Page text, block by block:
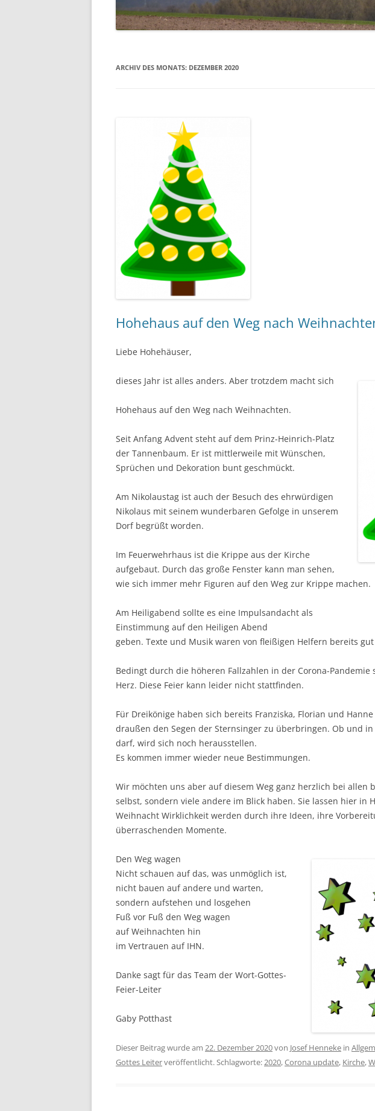
1961
EHRENMAL
SCHULE
ARCHIV DES MONATS: DEZEMBER 2020
Hohehaus auf den Weg nach
Liebe Hohehäuser,
dieses Jahr ist alles anders. Aber trotzdem macht sich
Hohehaus auf den Weg nach Weihnachten.
Seit Anfang Advent steht auf dem Prinz-Heinrich-Platz
der Tannenbaum. Er ist mittlerweile mit Wünschen,
Sprüchen und Dekoration bunt geschmückt.
Am Nikolaustag ist auch der Besuch des ehrwürdigen
Nikolaus mit seinem wunderbaren Gefolge in unserem
Dorf begrüßt worden.
Im Feuerwehrhaus ist die Krippe aus der Kirche
aufgebaut. Durch das große Fenster kann man sehen,
wie sich immer mehr Figuren auf den Weg zur Krippe machen.
Am Heiligabend sollte es eine Impulsandacht als
Einstimmung auf den Heiligen Abend
geben. Texte und Musik waren von fleißigen Helfern bereits
Bedingt durch die höheren Fallzahlen in der Corona-Pandemie
Herz. Diese Feier kann leider nicht stattfinden.
Für Dreikönige haben sich bereits Franziska, Florian und
draußen den Segen der Sternsinger zu überbringen. Ob und
darf, wird sich noch herausstellen.
Es kommen immer wieder neue Bestimmungen.
Wir möchten uns aber auf diesem Weg ganz herzlich bei allen
selbst, sondern viele andere im Blick haben. Sie lassen hier in
Weihnacht Wirklichkeit werden durch ihre Ideen, ihre
überraschenden Momente.
Den Weg wagen
Nicht schauen auf das, was unmöglich ist,
nicht bauen auf andere und warten,
sondern aufstehen und losgehen
Fuß vor Fuß den Weg wagen
auf Weihnachten hin
im Vertrauen auf IHN.
Danke sagt für das Team der Wort-Gottes-
Feier-Leiter
Gaby Potthast
Dieser Beitrag wurde am 22. Dezember 2020von Josef Henneke in
Gottes Leiterveröffentlicht. Schlagworte:2020,Corona update, Kirche,